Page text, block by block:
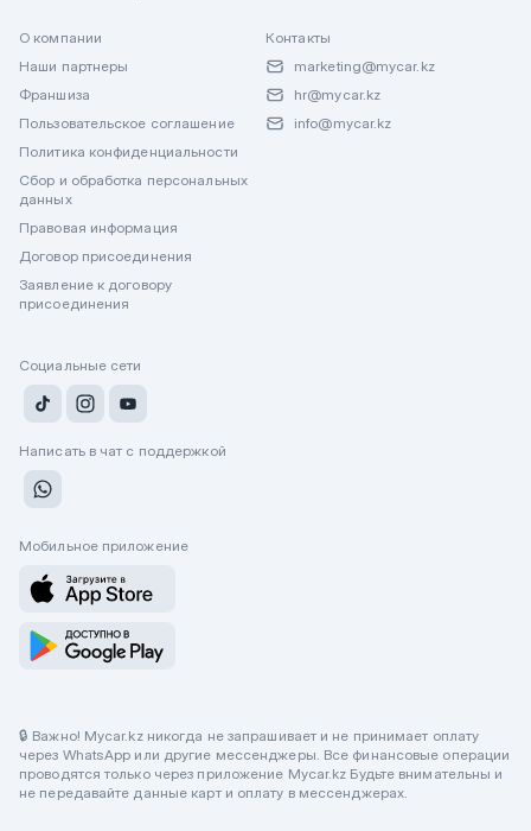
О компании
Наши партнеры
Франшиза
Пользовательское соглашение
Политика конфиденциальности
Сбор и обработка персональных
данных
Правовая информация
Договор присоединения
Заявление к договору
присоединения
Контакты
marketing@mycar.kz
hr@mycar.kz
info@mycar.kz
Социальные сети
Написать в чат с поддержкой
Мобильное приложение
🔒 Важно! Mycar.kz никогда не запрашивает и не принимает оплату
через WhatsApp или другие мессенджеры. Все финансовые операции
проводятся только через приложение Mycar.kz Будьте внимательны и
не передавайте данные карт и оплату в мессенджерах.